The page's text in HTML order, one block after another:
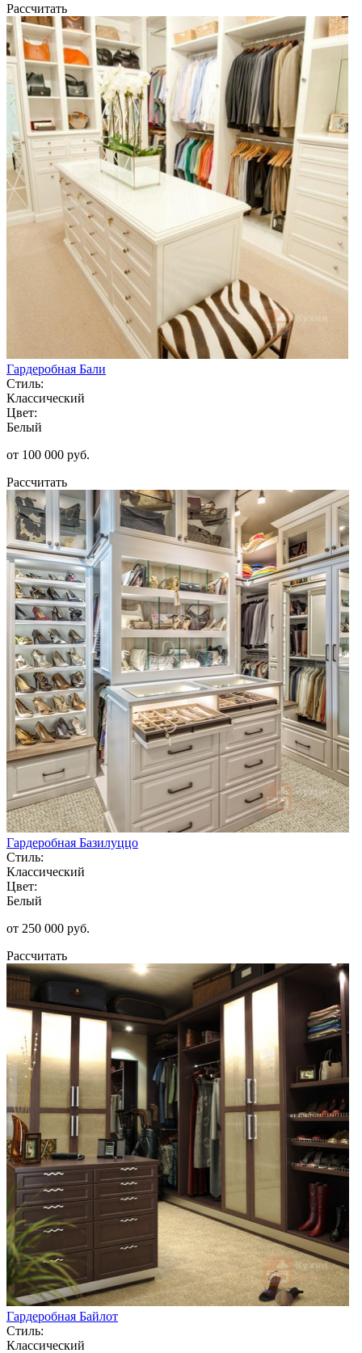
Рассчитать
Гардеробная Бали
Стиль:
Классический
Цвет:
Белый
от 100 000 руб.
Рассчитать
Гардеробная Базилуццо
Стиль:
Классический
Цвет:
Белый
от 250 000 руб.
Рассчитать
Гардеробная Байлот
Стиль:
Классический